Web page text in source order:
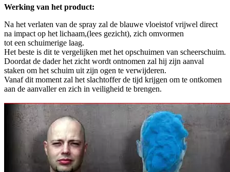
Werking van het product:
Na het verlaten van de spray zal de blauwe vloeistof vrijwel direct
na impact op het lichaam,(lees gezicht), zich omvormen
tot een schuimerige laag.
Het beste is dit te vergelijken met het opschuimen van scheerschuim.
Doordat de dader het zicht wordt ontnomen zal hij zijn aanval
staken om het schuim uit zijn ogen te verwijderen.
Vanaf dit moment zal het slachtoffer de tijd krijgen om te ontkomen
aan de aanvaller en zich in veiligheid te brengen.